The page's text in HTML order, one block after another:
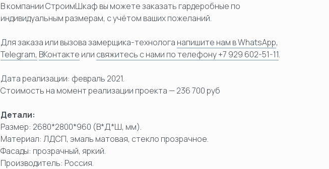
В компании СтроимШкаф вы можете заказать гардеробные по
индивидуальным размерам, с учётом ваших пожеланий.
Для заказа или вызова замерщика-технолога напишите нам в WhatsApp,
Telegram, ВКонтакте или свяжитесь с нами по телефону +7 929 602-51-11.
Дата реализации: февраль 2021.
Стоимость на момент реализации проекта — 236 700 руб
Детали:
Размер: 2680*2800*960 (В*Д*Ш, мм).
Материал: ЛДСП, эмаль матовая, стекло прозрачное.
Фасады: прозрачный, яркий.
Производитель: Россия.